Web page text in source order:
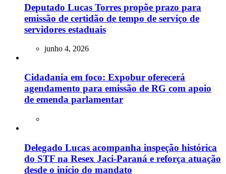
Deputado Lucas Torres propõe prazo para
emissão de certidão de tempo de serviço de
servidores estaduais
junho 4, 2026
Cidadania em foco: Expobur oferecerá
agendamento para emissão de RG com apoio
de emenda parlamentar
Delegado Lucas acompanha inspeção histórica
do STF na Resex Jaci-Paraná e reforça atuação
desde o início do mandato